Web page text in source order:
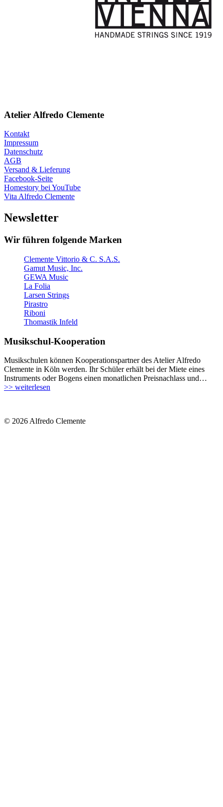
Atelier Alfredo Clemente
Kontakt
Impressum
Datenschutz
AGB
Versand & Lieferung
Facebook-Seite
Homestory bei YouTube
Vita Alfredo Clemente
Newsletter
Wir führen folgende Marken
Clemente Vittorio & C. S.A.S.
Gamut Music, Inc.
GEWA Music
La Folia
Larsen Strings
Pirastro
Riboni
Thomastik Infeld
Musikschul-Kooperation
Musikschulen können Kooperationspartner des Atelier Alfredo
Clemente in Köln werden. Ihr Schüler erhält bei der Miete eines
Instruments oder Bogens einen monatlichen Preisnachlass und…
>> weiterlesen
© 2026 Alfredo Clemente